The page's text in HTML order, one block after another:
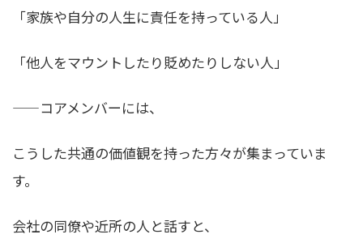
「家族や自分の人生に責任を持っている人」
「他人をマウントしたり貶めたりしない人」
——コアメンバーには、
こうした共通の価値観を持った方々が集まっていま
す。
会社の同僚や近所の人と話すと、